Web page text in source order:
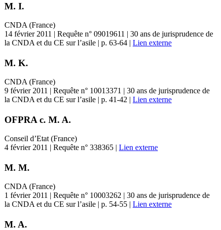
M. I.
CNDA (France)
14 février 2011 | Requête n° 09019611 | 30 ans de jurisprudence de
la CNDA et du CE sur l’asile | p. 63-64 | Lien externe
M. K.
CNDA (France)
9 février 2011 | Requête n° 10013371 | 30 ans de jurisprudence de
la CNDA et du CE sur l’asile | p. 41-42 | Lien externe
OFPRA c. M. A.
Conseil d’Etat (France)
4 février 2011 | Requête n° 338365 | Lien externe
M. M.
CNDA (France)
1 février 2011 | Requête n° 10003262 | 30 ans de jurisprudence de
la CNDA et du CE sur l’asile | p. 54-55 | Lien externe
M. A.